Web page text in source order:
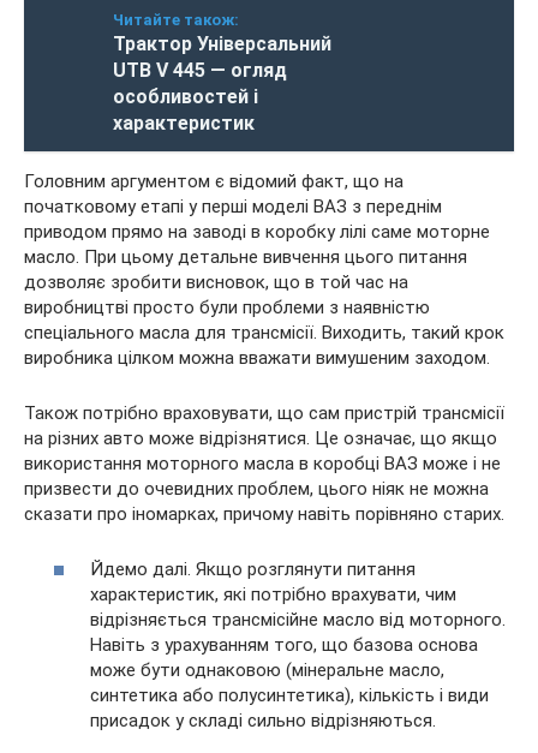
Читайте також:
Трактор Універсальний
UTB V 445 — огляд
особливостей і
характеристик
Головним аргументом є відомий факт, що на
початковому етапі у перші моделі ВАЗ з переднім
приводом прямо на заводі в коробку лілі саме моторне
масло. При цьому детальне вивчення цього питання
дозволяє зробити висновок, що в той час на
виробництві просто були проблеми з наявністю
спеціального масла для трансмісії. Виходить, такий крок
виробника цілком можна вважати вимушеним заходом.
Також потрібно враховувати, що сам пристрій трансмісії
на різних авто може відрізнятися. Це означає, що якщо
використання моторного масла в коробці ВАЗ може і не
призвести до очевидних проблем, цього ніяк не можна
сказати про іномарках, причому навіть порівняно старих.
Йдемо далі. Якщо розглянути питання
характеристик, які потрібно врахувати, чим
відрізняється трансмісійне масло від моторного.
Навіть з урахуванням того, що базова основа
може бути однаковою (мінеральне масло,
синтетика або полусинтетика), кількість і види
присадок у складі сильно відрізняються.